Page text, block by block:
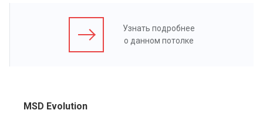
Узнать подробнее
о данном потолке
MSD Evolution